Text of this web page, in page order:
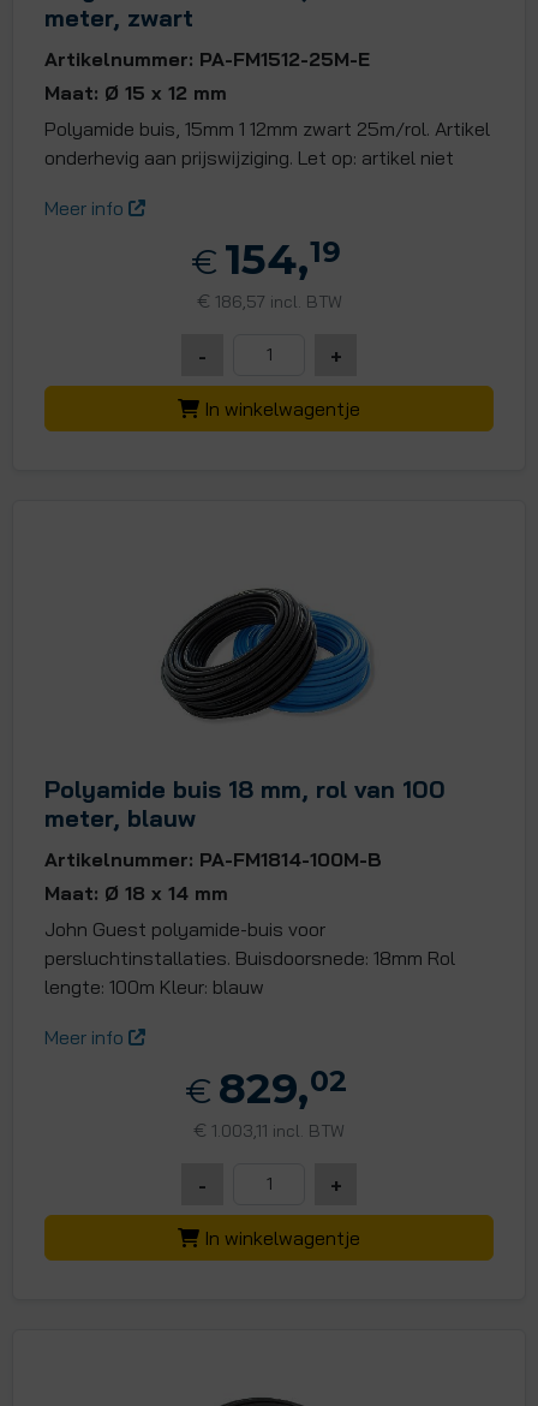
meter, zwart
Artikelnummer: PA-FM1512-25M-E
Maat: Ø 15 x 12 mm
Polyamide buis, 15mm 1 12mm zwart 25m/rol. Artikel
onderhevig aan prijswijziging. Let op: artikel niet
Meer info
€ 154,19
€ 186,57 incl. BTW
- +
In winkelwagentje
Polyamide buis 18 mm, rol van 100
meter, blauw
Artikelnummer: PA-FM1814-100M-B
Maat: Ø 18 x 14 mm
John Guest polyamide-buis voor
persluchtinstallaties. Buisdoorsnede: 18mm Rol
lengte: 100m Kleur: blauw
Meer info
€ 829,02
€ 1.003,11 incl. BTW
- +
In winkelwagentje